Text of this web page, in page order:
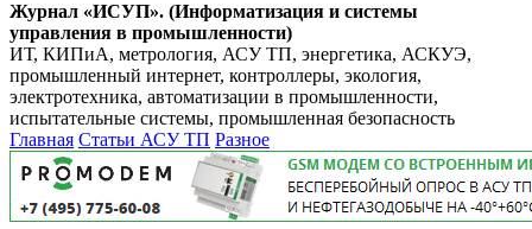
Журнал «ИСУП». (Информатизация и системы
управления в промышленности)
ИТ, КИПиА, метрология, АСУ ТП, энергетика, АСКУЭ,
промышленный интернет, контроллеры, экология,
электротехника, автоматизации в промышленности,
испытательные системы, промышленная безопасность
Главная Статьи АСУ ТП Разное